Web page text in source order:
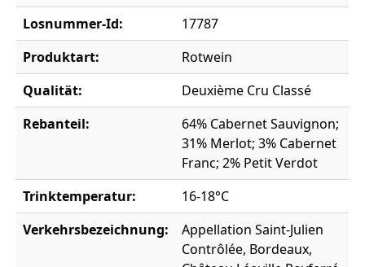
Losnummer-Id:
17787
Produktart:
Rotwein
Qualität:
Deuxième Cru Classé
Rebanteil:
64% Cabernet Sauvignon;
31% Merlot; 3% Cabernet
Franc; 2% Petit Verdot
Trinktemperatur:
16-18°C
Verkehrsbezeichnung:
Appellation Saint-Julien
Contrôlée, Bordeaux,